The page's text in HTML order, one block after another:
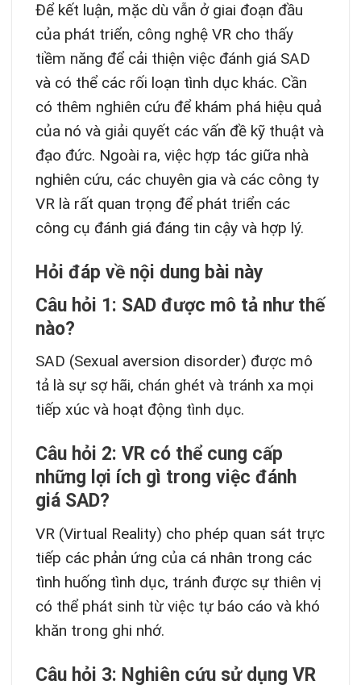
Để kết luận, mặc dù vẫn ở giai đoạn đầu
của phát triển, công nghệ VR cho thấy
tiềm năng để cải thiện việc đánh giá SAD
và có thể các rối loạn tình dục khác. Cần
có thêm nghiên cứu để khám phá hiệu quả
của nó và giải quyết các vấn đề kỹ thuật và
đạo đức. Ngoài ra, việc hợp tác giữa nhà
nghiên cứu, các chuyên gia và các công ty
VR là rất quan trọng để phát triển các
công cụ đánh giá đáng tin cậy và hợp lý.
Hỏi đáp về nội dung bài này
Câu hỏi 1: SAD được mô tả như thế
nào?
SAD (Sexual aversion disorder) được mô
tả là sự sợ hãi, chán ghét và tránh xa mọi
tiếp xúc và hoạt động tình dục.
Câu hỏi 2: VR có thể cung cấp
những lợi ích gì trong việc đánh
giá SAD?
VR (Virtual Reality) cho phép quan sát trực
tiếp các phản ứng của cá nhân trong các
tình huống tình dục, tránh được sự thiên vị
có thể phát sinh từ việc tự báo cáo và khó
khăn trong ghi nhớ.
Câu hỏi 3: Nghiên cứu sử dụng VR